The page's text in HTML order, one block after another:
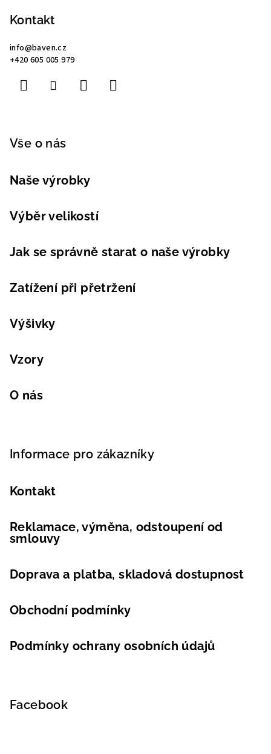
Kontakt
info@baven.cz
+420 605 005 979
Vše o nás
Naše výrobky
Výběr velikostí
Jak se správně starat o naše výrobky
Zatížení při přetržení
Výšivky
Vzory
O nás
Informace pro zákazníky
Kontakt
Reklamace, výměna, odstoupení od
smlouvy
Doprava a platba, skladová dostupnost
Obchodní podmínky
Podmínky ochrany osobních údajů
Facebook